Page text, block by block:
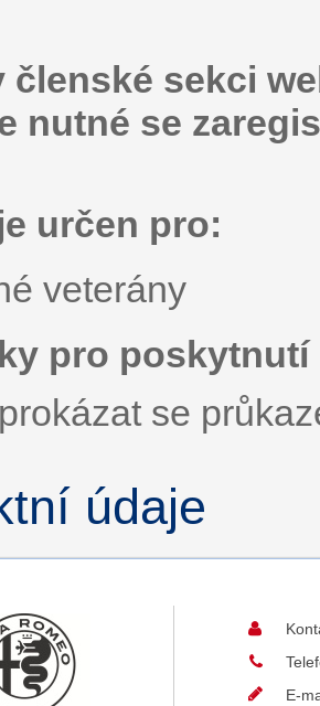
členské sekci
nutné se
určen pro:
veterány
pro poskytnutí
se
údaje
E-